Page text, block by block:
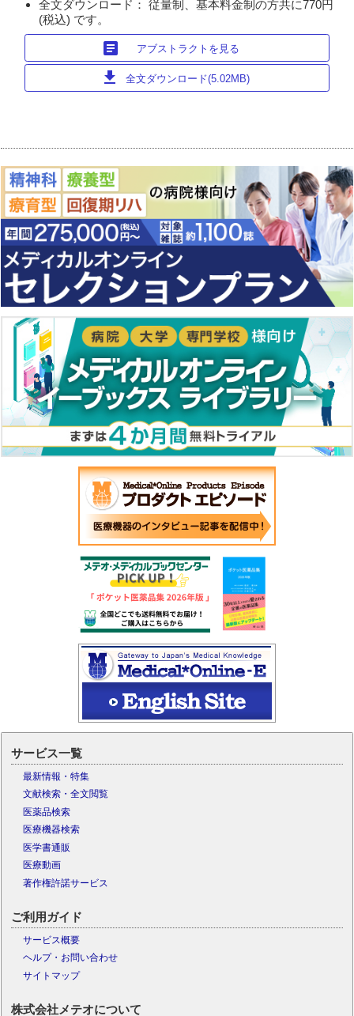
全文ダウンロード： 従量制、基本料金制の方共に770円
(税込) です。
article アブストラクトを見る
download 全文ダウンロード(5.02MB)
サービス一覧
最新情報・特集
文献検索・全文閲覧
医薬品検索
医療機器検索
医学書通販
医療動画
著作権許諾サービス
ご利用ガイド
サービス概要
ヘルプ・お問い合わせ
サイトマップ
株式会社メテオについて